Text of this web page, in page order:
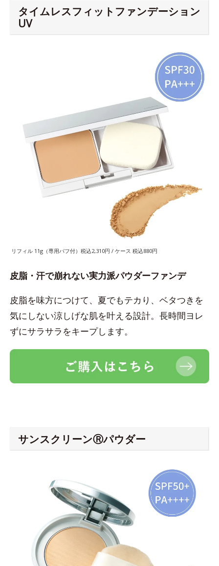
タイムレスフィットファンデーション
UV
リフィル 11g（専用パフ付）税込2,310円 / ケース 税込880円
皮脂・汗で崩れない実力派パウダーファンデ
皮脂を味方につけて、夏でもテカり、ベタつきを
気にしない涼しげな肌を叶える設計。長時間ヨレ
ずにサラサラをキープします。
サンスクリーンⓇパウダー